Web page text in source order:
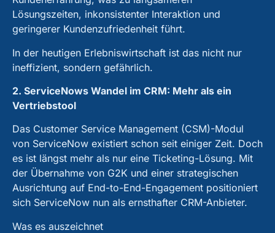
Lösungszeiten, inkonsistenter Interaktion und
geringerer Kundenzufriedenheit führt.
In der heutigen Erlebniswirtschaft ist das nicht nur
ineffizient, sondern gefährlich.
2. ServiceNows Wandel im CRM: Mehr als ein
Vertriebstool
Das Customer Service Management (CSM)-Modul
von ServiceNow existiert schon seit einiger Zeit. Doch
es ist längst mehr als nur eine Ticketing-Lösung. Mit
der Übernahme von G2K und einer strategischen
Ausrichtung auf End-to-End-Engagement positioniert
sich ServiceNow nun als ernsthafter CRM-Anbieter.
Was es auszeichnet